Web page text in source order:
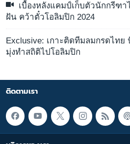
เบื้องหลังแคมป์เก็บตัวนักกรีฑา
ฝัน คว้าตั๋วโอลิมปิก 2024
Exclusive: เกาะติดทีมลมกรดไทย
มุ่งทำสถิติไปโอลิมปิก
ติดตามเรา